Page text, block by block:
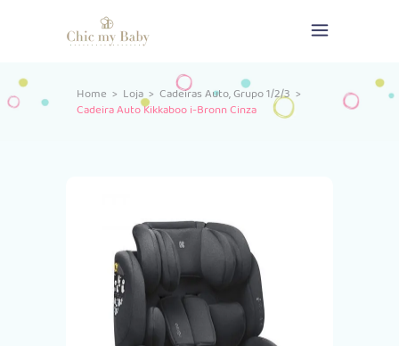
Home > Loja> Cadeiras Auto,Grupo 1/2/3>
Cadeira Auto Kikkaboo i-Bronn Cinza